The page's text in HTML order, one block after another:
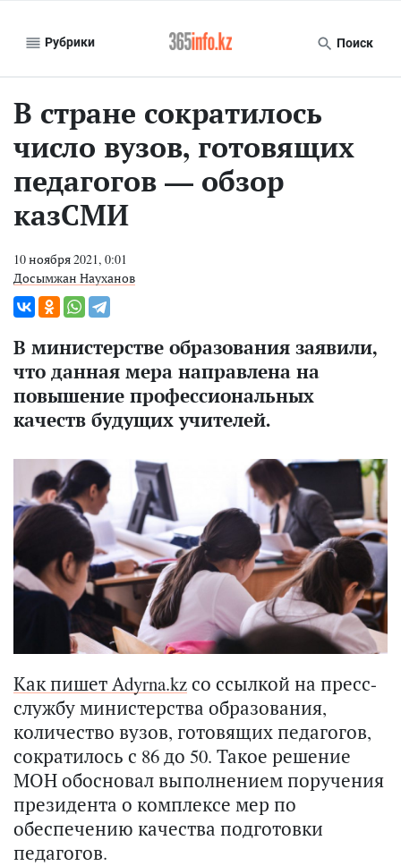
Рубрики Поиск
В стране сократилось
число вузов, готовящих
педагогов — обзор
казСМИ
10 ноября 2021, 0:01
Досымжан Науханов
В министерстве образования заявили,
что данная мера направлена на
повышение профессиональных
качеств будущих учителей.
Как пишет Аdyrna.kzсо ссылкой на пресс-
службу министерства образования,
количество вузов, готовящих педагогов,
сократилось с 86 до 50. Такое решение
МОН обосновал выполнением поручения
президента о комплексе мер по
обеспечению качества подготовки
педагогов.